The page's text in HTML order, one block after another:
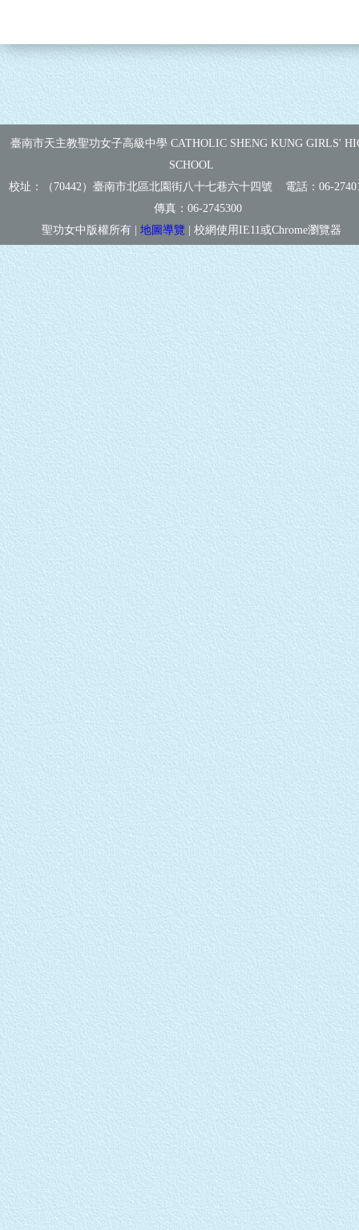
臺南市天主教聖功女子高級中學 CATHOLIC SHENG KUNG GIRLS'
SCHOOL
校址：（70442）臺南市北區北園街八十七巷六十四號 電話：06-
傳真： 06-2745300
聖功女中版權所有 | 地圖導覽 | 校網使用IE11或Chrome瀏覽器